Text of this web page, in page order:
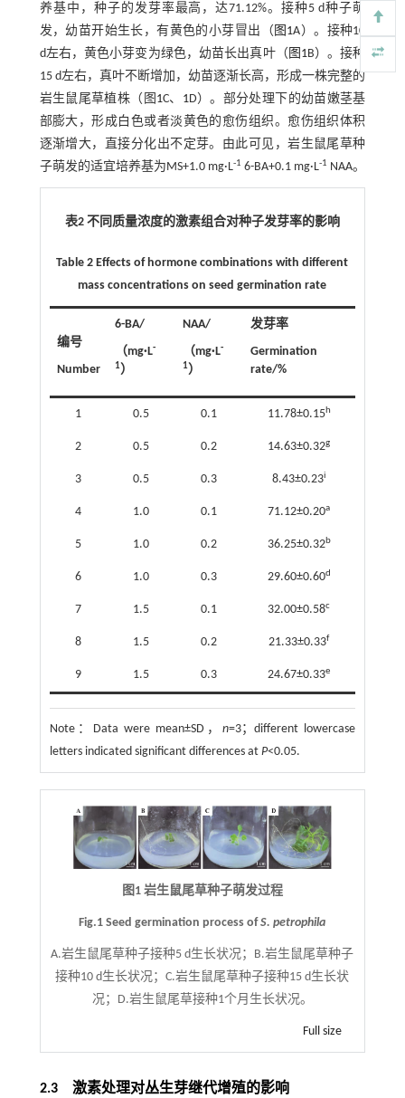
养基中，种子的发芽率最高，达71.12%。接种5 d种子萌
发，幼苗开始生长，有黄色的小芽冒出（ 图1A）。接种10
d左右，黄色小芽变为绿色，幼苗长出真叶（ 图1B）。接种
15 d左右，真叶不断增加，幼苗逐渐长高，形成一株完整的
岩生鼠尾草植株（图 1C、 1D）。部分处理下的幼苗嫩茎基
部膨大，形成白色或者淡黄色的愈伤组织。愈伤组织体积
逐渐增大，直接分化出不定芽。由此可见，岩生鼠尾草种
子萌发的适宜培养基为MS+1.0 mg·L-1 6-BA+0.1 mg·L-1 NAA。
表2 不同质量浓度的激素组合对种子发芽率的影响
Table 2 Effects of hormone combinations with different
mass concentrations on seed germination rate
编号
Number
6-BA/
（mg·L-
1）
NAA/
（mg·L-
1）
发芽率
Germination
rate/%
1 0.5 0.1 11.78±0.15 h
2 0.5 0.2 14.63±0.32g
3 0.5 0.3 8.43±0.23i
4 1.0 0.1 71.12±0.20a
5 1.0 0.2 36.25±0.32b
6 1.0 0.3 29.60±0.60d
7 1.5 0.1 32.00±0.58c
8 1.5 0.2 21.33±0.33f
9 1.5 0.3 24.67±0.33e
Note： Data were mean±SD，n=3；different lowercase
letters indicated significant differences at P<0.05.
图1 岩生鼠尾草种子萌发过程
Fig.1 Seed germination process ofS. petrophila
A.岩生鼠尾草种子接种5 d生长状况；B.岩生鼠尾草种子
接种10 d生长状况；C.岩生鼠尾草种子接种15 d生长状
况；D.岩生鼠尾草接种1个月生长状况。
Full size
2.3 激素处理对丛生芽继代增殖的影响